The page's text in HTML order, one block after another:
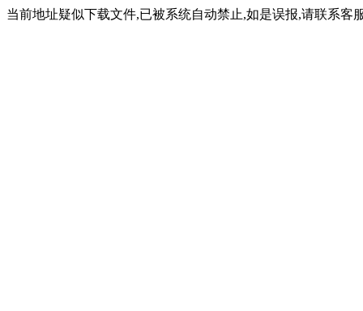
当前地址疑似下载文件,已被系统自动禁止,如是误报,请联系客